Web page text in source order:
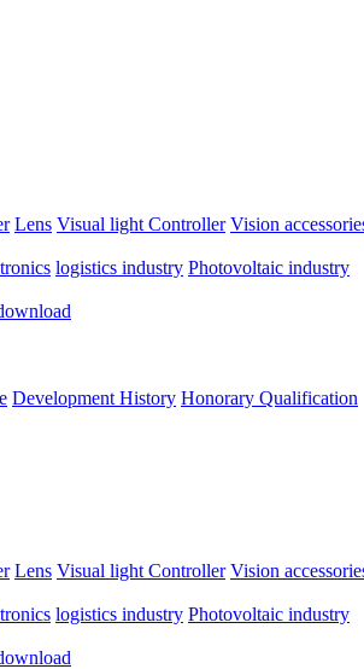
Lens Visual light Controller Vision
logistics industry Photovoltaic industry
Development History Honorary Qualification
Lens Visual light Controller Vision
logistics industry Photovoltaic industry